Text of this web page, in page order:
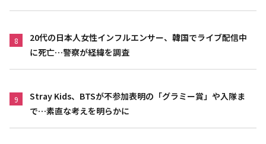
8
20代の日本人女性インフルエンサー、韓国でライブ配信中
に死亡…警察が経緯を調査
9
Stray Kids、BTSが不参加表明の「グラミー賞」や入隊ま
で…素直な考えを明らかに